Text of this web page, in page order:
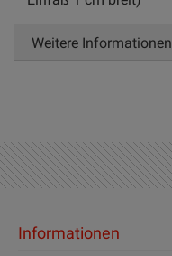
Weitere Informationen
Informationen